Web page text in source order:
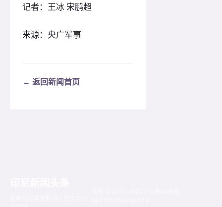
记者：王冰 宋鹏超
来源：央广军事
← 返回新闻首页